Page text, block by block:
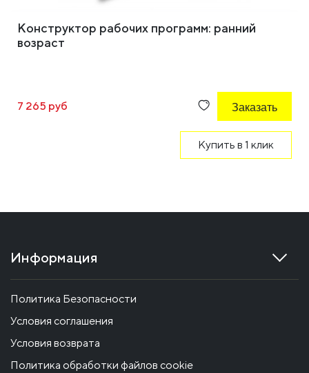
Конструктор рабочих программ: ранний
возраст
7 265 руб Заказать
Купить в 1 клик
Информация
Политика Безопасности
Условия соглашения
Условия возврата
Политика обработки файлов cookie